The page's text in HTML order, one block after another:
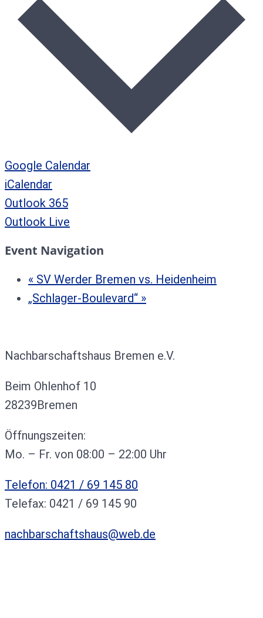
Google Calendar
iCalendar
Outlook 365
Outlook Live
Event Navigation
« SV Werder Bremen vs. Heidenheim
„Schlager-Boulevard“ »
Nachbarschaftshaus Bremen e.V.
Beim Ohlenhof 10
28239Bremen
Öffnungszeiten:
Mo. – Fr. von 08:00 – 22:00 Uhr
Telefon: 0421 / 69 145 80
Telefax: 0421 / 69 145 90
nachbarschaftshaus@web.de